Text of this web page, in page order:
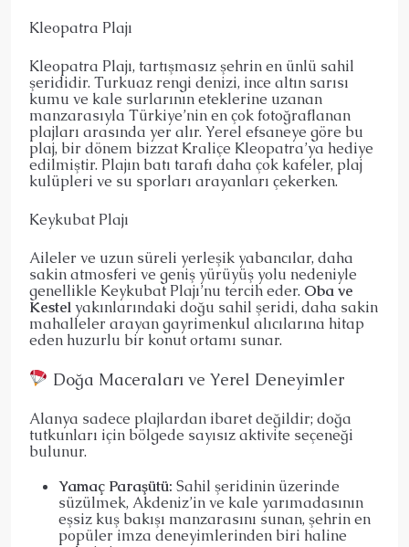
Kleopatra Plajı
Kleopatra Plajı, tartışmasız şehrin en ünlü sahil
şerididir. Turkuaz rengi denizi, ince altın sarısı
kumu ve kale surlarının eteklerine uzanan
manzarasıyla Türkiye’nin en çok fotoğraflanan
plajları arasında yer alır. Yerel efsaneye göre bu
plaj, bir dönem bizzat Kraliçe Kleopatra’ya hediye
edilmiştir. Plajın batı tarafı daha çok kafeler, plaj
kulüpleri ve su sporları arayanları çekerken.
Keykubat Plajı
Aileler ve uzun süreli yerleşik yabancılar, daha
sakin atmosferi ve geniş yürüyüş yolu nedeniyle
genellikle Keykubat Plajı’nu tercih eder. Oba ve
Kestelyakınlarındaki doğu sahil şeridi, daha sakin
mahalleler arayan gayrimenkul alıcılarına hitap
eden huzurlu bir konut ortamı sunar.
Doğa Maceraları ve Yerel Deneyimler
Alanya sadece plajlardan ibaret değildir; doğa
tutkunları için bölgede sayısız aktivite seçeneği
bulunur.
Yamaç Paraşütü: Sahil şeridinin üzerinde
süzülmek, Akdeniz’in ve kale yarımadasının
eşsiz kuş bakışı manzarasını sunan, şehrin en
popüler imza deneyimlerinden biri haline